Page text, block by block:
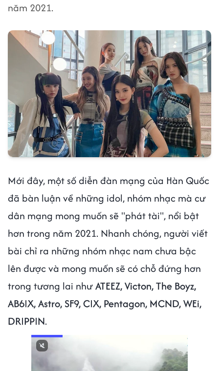
năm 2021.
Mới đây, một số diễn đàn mạng của Hàn Quốc
đã bàn luận về những idol, nhóm nhạc mà cư
dân mạng mong muốn sẽ "phát tài", nổi bật
hơn trong năm 2021. Nhanh chóng, người viết
bài chỉ ra những nhóm nhạc nam chưa bậc
lên được và mong muốn sẽ có chỗ đứng hơn
trong tương lai nhưATEEZ, Victon, The Boyz,
AB6IX, Astro, SF9, CIX, Pentagon, MCND, WEi,
DRIPPIN.